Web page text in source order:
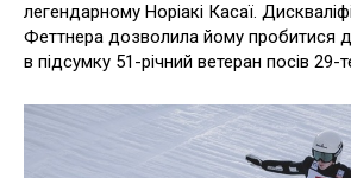
легендарному Норіакі Касаї.
Феттнера дозволила йому пробитися
в підсумку 51-річний ветеран посів 29-